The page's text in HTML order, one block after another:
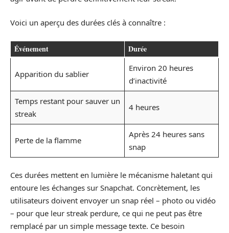
Voici un aperçu des durées clés à connaître :
Événement Durée
Apparition du sablier
Environ 20 heures
d’inactivité
Temps restant pour sauver un
streak
4 heures
Perte de la flamme
Après 24 heures sans
snap
Ces durées mettent en lumière le mécanisme haletant qui
entoure les échanges sur Snapchat. Concrètement, les
utilisateurs doivent envoyer un snap réel – photo ou vidéo
– pour que leur streak perdure, ce qui ne peut pas être
remplacé par un simple message texte. Ce besoin